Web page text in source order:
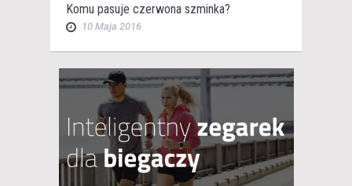
Komu pasuje czerwona szminka?
10 Maja 2016